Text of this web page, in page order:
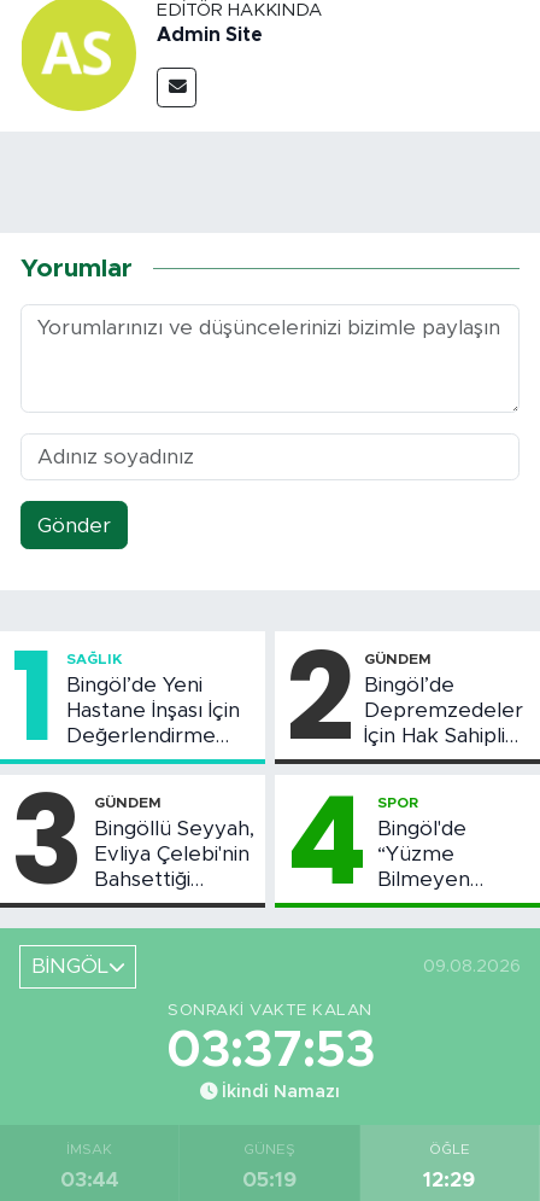
EDITÖR HAKKINDA
Admin Site
Yorumlar
Gönder
1 SAĞLIK
Bingöl’de Yeni
Hastane İnşası İçin
Değerlendirme
Toplantısı Yapıldı
2 GÜNDEM
Bingöl’de
Depremzedeler
İçin Hak Sahipliği
Askı Süreci
3 GÜNDEM
Bingöllü Seyyah,
Evliya Çelebi'nin
Bahsettiği
Bingöl'deki O
Yeri Görüntüledi
4 SPOR
Bingöl'de
“Yüzme
Bilmeyen
Kalmasın”
Projesi Devam
Ediyor
BİNGÖL 09.08.2026
SONRAKI VAKTE KALAN
03:37:52
İkindi Namazı
İMSAK
03:44
GÜNEŞ
05:19
ÖĞLE
12:29